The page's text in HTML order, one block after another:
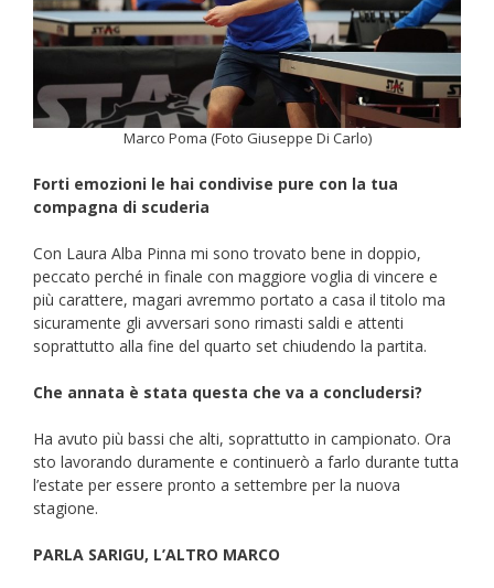
Marco Poma (Foto Giuseppe Di Carlo)
Forti emozioni le hai condivise pure con la tua
compagna di scuderia
Con Laura Alba Pinna mi sono trovato bene in doppio,
peccato perché in finale con maggiore voglia di vincere e
più carattere, magari avremmo portato a casa il titolo ma
sicuramente gli avversari sono rimasti saldi e attenti
soprattutto alla fine del quarto set chiudendo la partita.
Che annata è stata questa che va a concludersi?
Ha avuto più bassi che alti, soprattutto in campionato. Ora
sto lavorando duramente e continuerò a farlo durante tutta
l’estate per essere pronto a settembre per la nuova
stagione.
PARLA SARIGU, L’ALTRO MARCO